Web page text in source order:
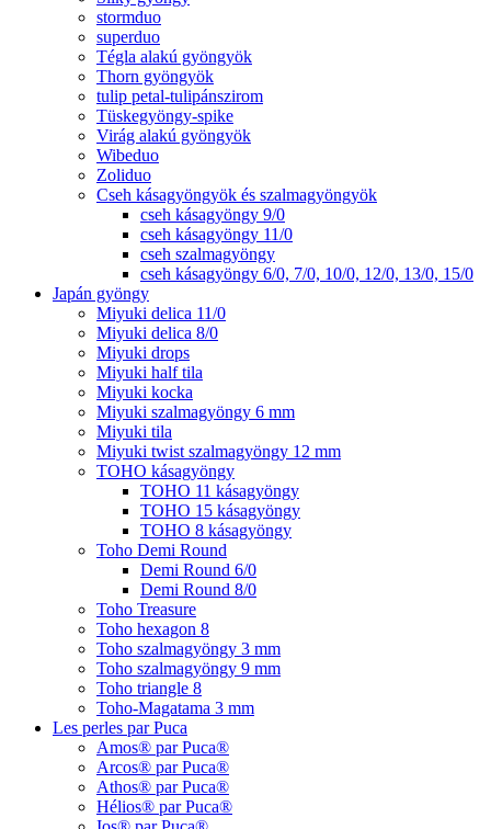
stormduo
superduo
Tégla alakú gyöngyök
Thorn gyöngyök
tulip petal-tulipánszirom
Tüskegyöngy-spike
Virág alakú gyöngyök
Wibeduo
Zoliduo
Cseh kásagyöngyök és szalmagyöngyök
cseh kásagyöngy 9/0
cseh kásagyöngy 11/0
cseh szalmagyöngy
cseh kásagyöngy 6/0, 7/0, 10/0, 12/0, 13/0, 15/0
Japán gyöngy
Miyuki delica 11/0
Miyuki delica 8/0
Miyuki drops
Miyuki half tila
Miyuki kocka
Miyuki szalmagyöngy 6 mm
Miyuki tila
Miyuki twist szalmagyöngy 12 mm
TOHO kásagyöngy
TOHO 11 kásagyöngy
TOHO 15 kásagyöngy
TOHO 8 kásagyöngy
Toho Demi Round
Demi Round 6/0
Demi Round 8/0
Toho Treasure
Toho hexagon 8
Toho szalmagyöngy 3 mm
Toho szalmagyöngy 9 mm
Toho triangle 8
Toho-Magatama 3 mm
Les perles par Puca
Amos® par Puca®
Arcos® par Puca®
Athos® par Puca®
Hélios® par Puca®